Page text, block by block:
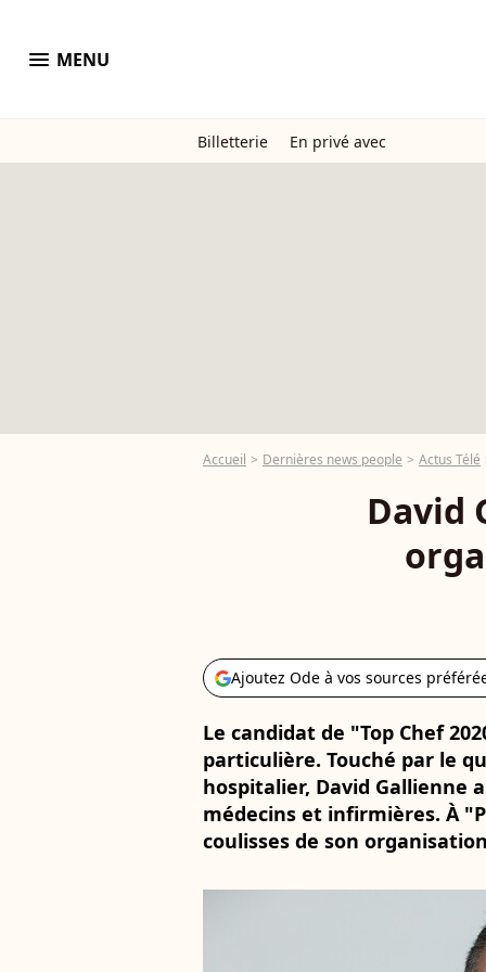
menu MENU
Billetterie En privé avec
Accueil Dernières news people Actus Télé
David
Ajoutez Ode à vos sources
Le candidat de "Top Chef
particulière. Touché par le
hospitalier, David Gallienne
médecins et infirmières. À
coulisses de son